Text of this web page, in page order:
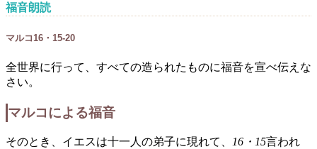
福音朗読
マルコ16・15-20
全世界に行って、すべての造られたものに福音を宣べ伝えな
さい。
マルコによる福音
そのとき、イエスは十一人の弟子に現れて、 16・15言われ